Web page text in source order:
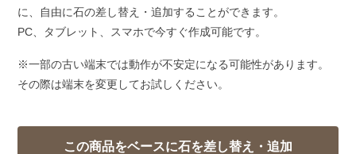
に、自由に石の差し替え・追加することができます。
PC、タブレット、スマホで今すぐ作成可能です。
※一部の古い端末では動作が不安定になる可能性があります。
その際は端末を変更してお試しください。